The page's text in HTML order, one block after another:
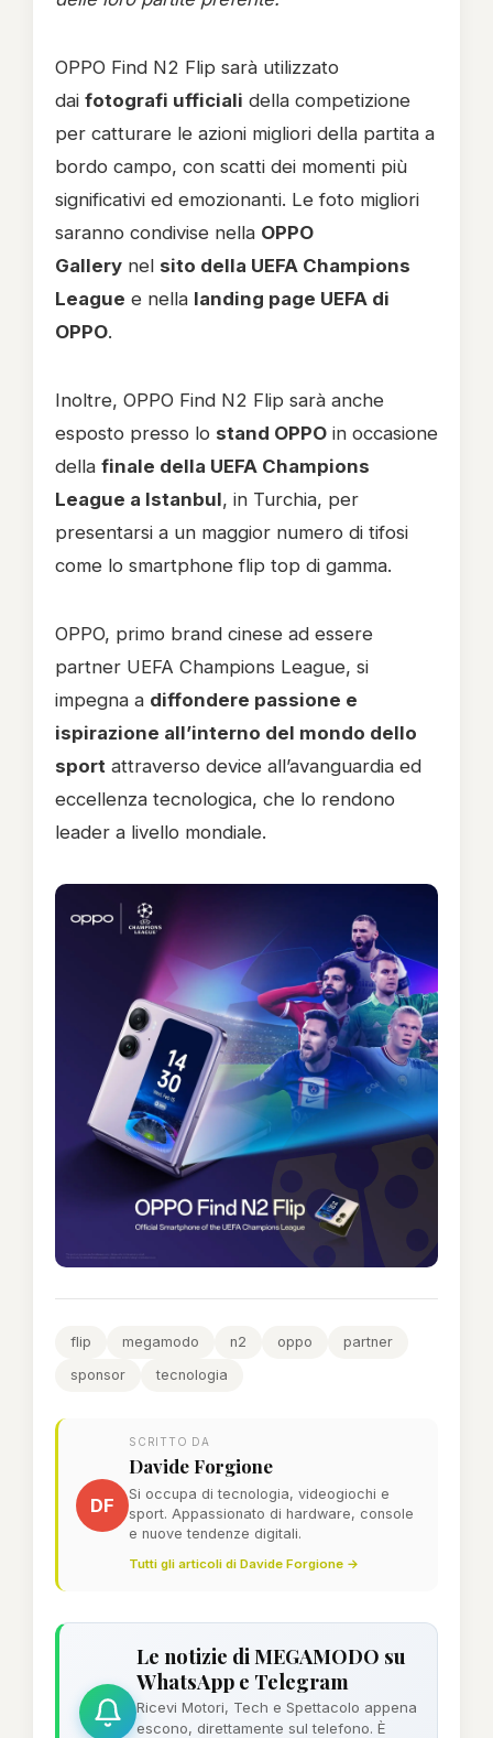
OPPO Find N2 Flip sarà utilizzato
dai fotografi ufficiali della competizione
per catturare le azioni migliori della partita a
bordo campo, con scatti dei momenti più
significativi ed emozionanti. Le foto migliori
saranno condivise nella OPPO
Gallery nel sito della UEFA Champions
League e nella landing page UEFA di
OPPO.
Inoltre, OPPO Find N2 Flip sarà anche
esposto presso lo stand OPPO in occasione
della finale della UEFA Champions
League a Istanbul, in Turchia, per
presentarsi a un maggior numero di tifosi
come lo smartphone flip top di gamma.
OPPO, primo brand cinese ad essere
partner UEFA Champions League, si
impegna a diffondere passione e
ispirazione all’interno del mondo dello
sport attraverso device all’avanguardia ed
eccellenza tecnologica, che lo rendono
leader a livello mondiale.
flip megamodo n2 oppo
partner
sponsor
tecnologia
DF
SCRITTO DA
Davide Forgione
Si occupa di tecnologia, videogiochi e
sport. Appassionato di hardware, console
e nuove tendenze digitali.
Tutti gli articoli di Davide Forgione →
Le notizie di MEGAMODO su
WhatsApp e Telegram
Ricevi Motori, Tech e Spettacolo appena
escono, direttamente sul telefono. È